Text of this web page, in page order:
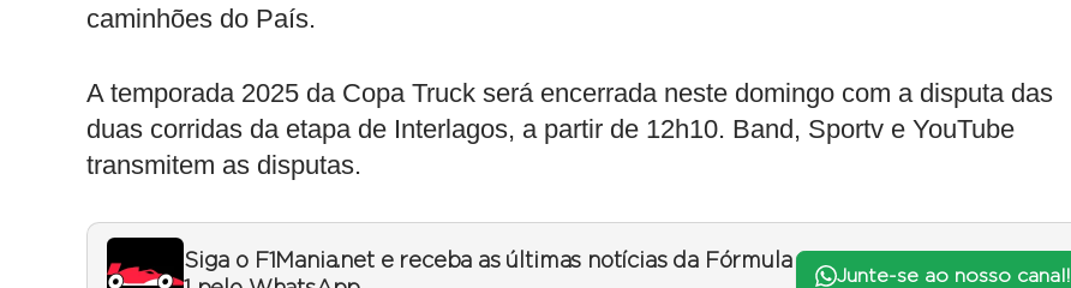
caminhões do País.
A temporada 2025 da Copa Truck será encerrada neste domingo com a disputa das
duas corridas da etapa de Interlagos, a partir de 12h10. Band, Sportv e YouTube
transmitem as disputas.
Siga o F1Mania.net e receba as últimas notícias da Fórmula
Junte-se ao nosso canal!